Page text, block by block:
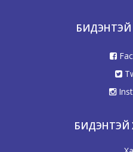
БИДЭНТЭЙ
БИДЭНТЭЙ